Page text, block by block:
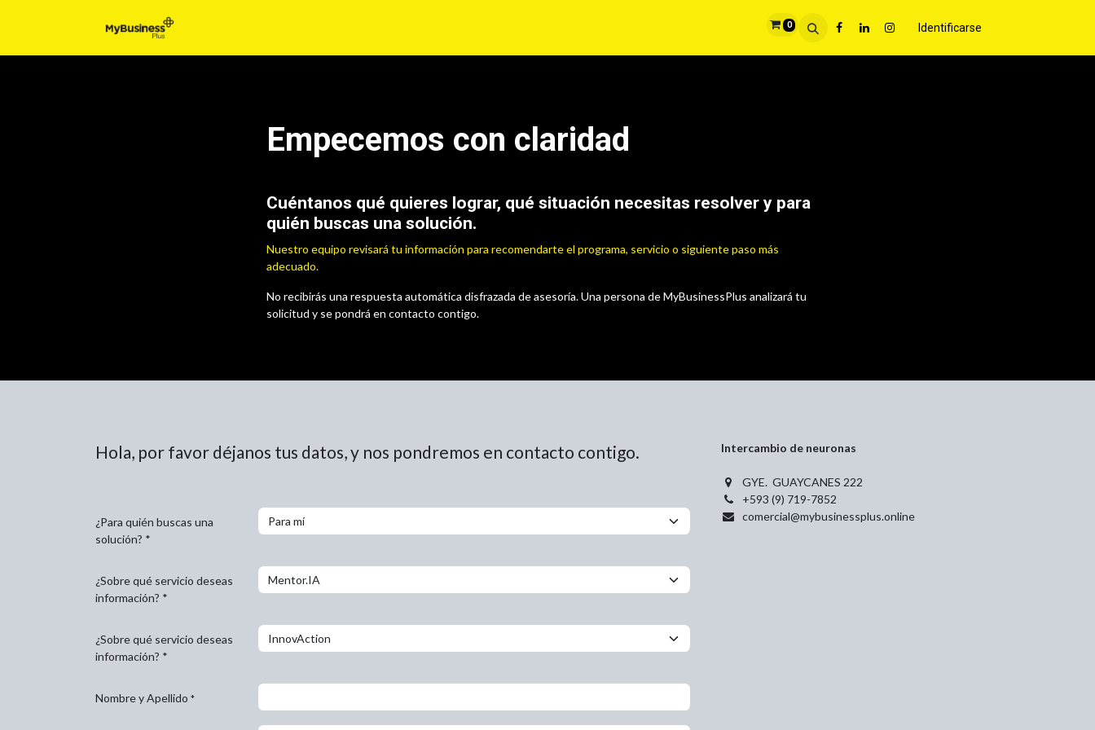
0 Identificarse
Empecemos con claridad
Cuéntanos qué quieres lograr, qué situación necesitas resolver y para
quién buscas una solución.
Nuestro equipo revisará tu información para recomendarte el programa, servicio o siguiente paso más
adecuado.
No recibirás una respuesta automática disfrazada de asesoría. Una persona de MyBusinessPlus analizará tu
solicitud y se pondrá en contacto contigo.
Hola, por favor déjanos tus datos, y nos pondremos en contacto contigo.
¿Para quién buscas una
solución? *
¿Sobre qué servicio deseas
información? *
¿Sobre qué servicio deseas
información? *
Nombre y Apellido *
Intercambio de neuronas
GYE. GUAYCANES 222
+593 (9) 719-7852
comercial@mybusinessplus.online